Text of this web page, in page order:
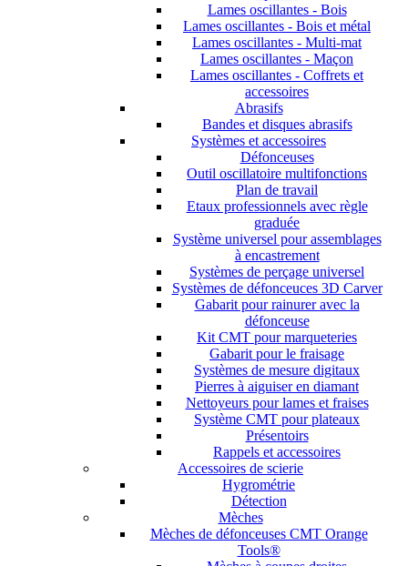
Lames oscillantes - Bois
Lames oscillantes - Bois et métal
Lames oscillantes - Multi-mat
Lames oscillantes - Maçon
Lames oscillantes - Coffrets et
accessoires
Abrasifs
Bandes et disques abrasifs
Systèmes et accessoires
Défonceuses
Outil oscillatoire multifonctions
Plan de travail
Etaux professionnels avec règle
graduée
Système universel pour assemblages
à encastrement
Systèmes de perçage universel
Systèmes de défonceuces 3D Carver
Gabarit pour rainurer avec la
défonceuse
Kit CMT pour marqueteries
Gabarit pour le fraisage
Systèmes de mesure digitaux
Pierres à aiguiser en diamant
Nettoyeurs pour lames et fraises
Système CMT pour plateaux
Présentoirs
Rappels et accessoires
Accessoires de scierie
Hygrométrie
Détection
Mèches
Mèches de défonceuses CMT Orange
Tools®